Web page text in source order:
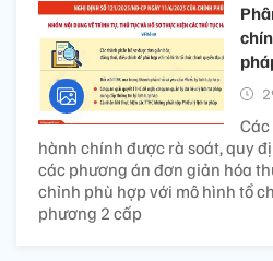
hành chính được rà soát, quy
các phương án đơn giản hóa
chỉnh phù hợp với mô hình tổ
phương 2 cấp